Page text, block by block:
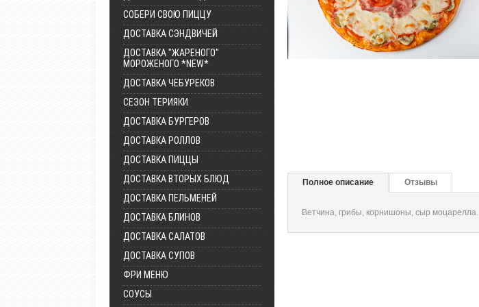
Полное описание Отзывы
Ветчина, грибы, корнишоны, сыр моцарелла.
СОБЕРИ СВОЮ ПИЦЦУ
ДОСТАВКА СЭНДВИЧЕЙ
ДОСТАВКА "ЖАРЕНОГО"
МОРОЖЕНОГО *NEW*
ДОСТАВКА ЧЕБУРЕКОВ
СЕЗОН ТЕРИЯКИ
ДОСТАВКА БУРГЕРОВ
ДОСТАВКА РОЛЛОВ
ДОСТАВКА ПИЦЦЫ
ДОСТАВКА ВТОРЫХ БЛЮД
ДОСТАВКА ПЕЛЬМЕНЕЙ
ДОСТАВКА БЛИНОВ
ДОСТАВКА САЛАТОВ
ДОСТАВКА СУПОВ
ФРИ МЕНЮ
СОУСЫ